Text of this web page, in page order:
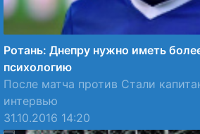
Ротань: Днепру нужно иметь
психологию
После матча против Стали
интервью
31.10.2016 14:20